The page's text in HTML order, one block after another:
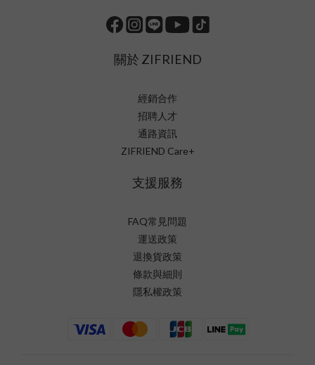
關於 ZIFRIEND
經銷合作
招聘人才
通路資訊
ZIFRIEND Care+
支援服務
FAQ常見問題
運送政策
退換貨政策
條款與細則
隱私權政策